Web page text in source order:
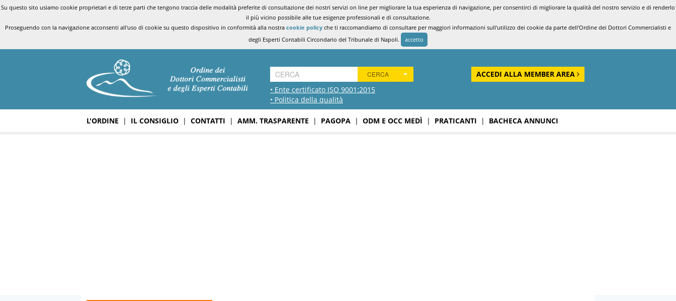
Su questo sito usiamo cookie proprietari e di terze parti che tengono traccia delle modalità preferite di consultazione dei nostri servizi on line per migliorare la tua esperienza di navigazione, per consentirci di migliorare la qualità del nostro servizio e di renderlo
il più vicino possibile alle tue esigenze professionali e di consultazione.
Proseguendo con la navigazione acconsenti all'uso di cookie su questo dispositivo in conformità alla nostra cookie policy che ti raccomandiamo di consultare per maggiori informazioni sull'utilizzo dei cookie da parte dell'Ordine dei Dottori Commercialisti e
degli Esperti Contabili Circondario del Tribunale di Napoli.
accetto
• Ente certificato ISO 9001:2015
• Politica della qualità
CERCA ACCEDI ALLA MEMBER AREA
L'ORDINE | IL CONSIGLIO | CONTATTI | AMM. TRASPARENTE | PAGOPA | ODM E OCC MEDÌ | PRATICANTI | BACHECA ANNUNCI